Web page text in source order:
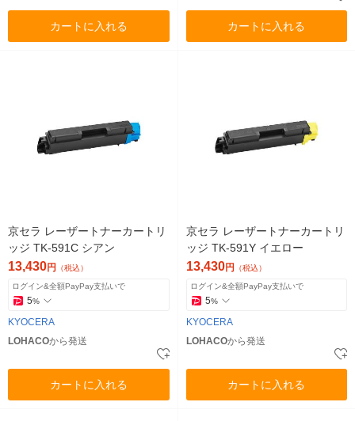
カートに入れる カートに入れる
京セラ レーザートナーカートリ
ッジ TK-591C シアン
13,430円 （税込）
ログイン&全額PayPay支払いで
5%
KYOCERA
LOHACOから発送
カートに入れる
京セラ レーザートナーカートリ
ッジ TK-591Y イエロー
13,430円 （税込）
ログイン&全額PayPay支払いで
5%
KYOCERA
LOHACOから発送
カートに入れる